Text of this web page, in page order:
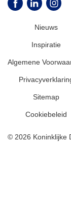
© 2026 Koninklijke
Nieuws
Inspiratie
Algemene
Sitemap
Cookiebeleid